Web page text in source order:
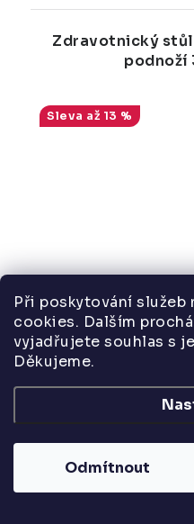
Při poskytování služeb
cookies. Dalším
vyjadřujete souhlas s
Děkujeme.
Odmítnout
Zdravotnický stůl
podnoží
až 13 %